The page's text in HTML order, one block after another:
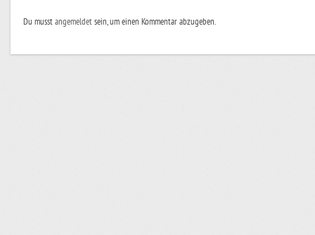
Du musstangemeldetsein, um einen Kommentar abzugeben.